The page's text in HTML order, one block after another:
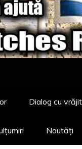
Dialog cu
Noutăți